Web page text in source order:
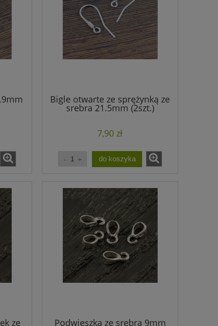
Bigle otwarte ze sprężynką ze
srebra 21.5mm (2szt.)
7,90 zł
do koszyka
ze Podwieszka ze srebra 9mm